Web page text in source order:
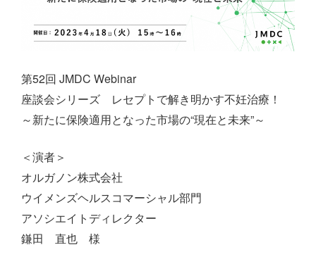
第52回 JMDC Webinar
座談会シリーズ レセプトで解き明かす不妊治療！
～新たに保険適用となった市場の“現在と未来”～
＜演者＞
オルガノン株式会社
ウイメンズヘルスコマーシャル部門
アソシエイトディレクター
鎌田 直也 様